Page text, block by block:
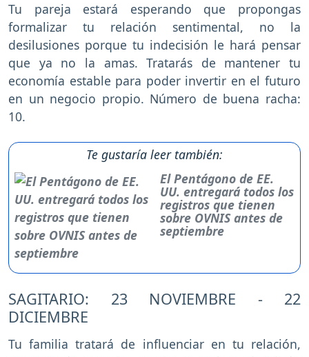
Tu pareja estará esperando que propongas
formalizar tu relación sentimental, no la
desilusiones porque tu indecisión le hará pensar
que ya no la amas. Tratarás de mantener tu
economía estable para poder invertir en el futuro
en un negocio propio. Número de buena racha:
10.
Te gustaría leer también:
El Pentágono de EE.
UU. entregará todos los
registros que tienen
sobre OVNIS antes de
septiembre
SAGITARIO: 23 NOVIEMBRE - 22
DICIEMBRE
Tu familia tratará de influenciar en tu relación,